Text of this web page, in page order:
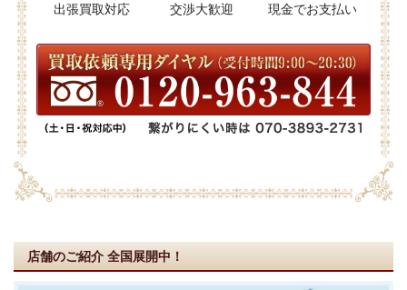
出張買取対応 交渉大歓迎 現金でお支払い
店舗のご紹介 全国展開中！